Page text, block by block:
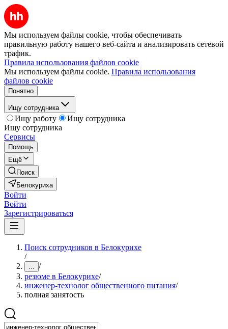
Мы используем файлы cookie, чтобы обеспечивать
правильную работу нашего веб-сайта и анализировать сетевой
трафик.
Правила использования файлов cookie
Мы используем файлы cookie. Правила использования
файлов cookie
Понятно
Ищу сотрудника
Ищу работу
Ищу сотрудника
Ищу сотрудника
Сервисы
Помощь
Ещё
Поиск
Белокуриха
Войти
Войти
Зарегистрироваться
Поиск сотрудников в Белокурихе
/
... /
резюме в Белокурихе/
инженер-технолог общественного питания/
полная занятость